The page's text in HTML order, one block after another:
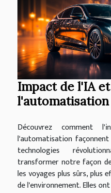
Impact de l'IA
Découvrez comment
l'automatisation
technologies
transformer notre façon
les voyages plus sûrs, plus
de l'environnement. Elles ont